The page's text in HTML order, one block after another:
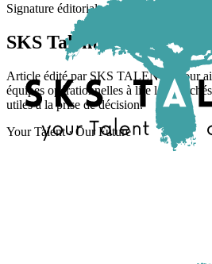
Signature éditoriale
SKS Talents
Article édité par SKS TALENTS pour
équipes opérationnelles à lire les
utiles à la prise de décision.
Your Talent · Our Future